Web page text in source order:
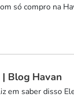
só compro na
Blog Havan
em saber disso